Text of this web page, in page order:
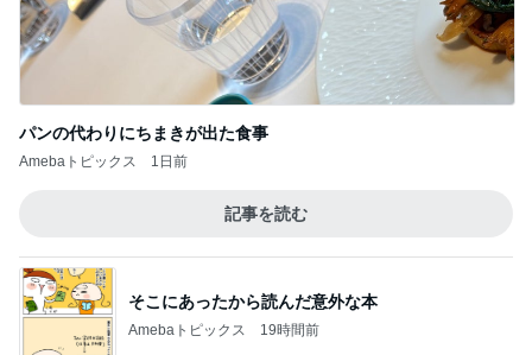
パンの代わりにちまきが出た食事
Amebaトピックス 1日前
記事を読む
そこにあったから読んだ意外な本
Amebaトピックス 19時間前